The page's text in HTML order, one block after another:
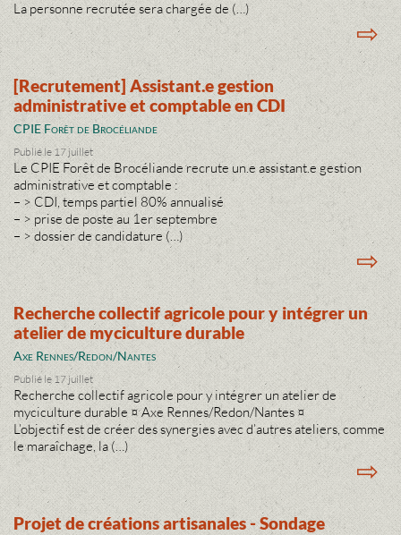
La personne recrutée sera chargée de (…)
⇨
[Recrutement] Assistant.e gestion
administrative et comptable en CDI
CPIE Forêt de Brocéliande
Publié le 17 juillet
Le CPIE Forêt de Brocéliande recrute un.e assistant.e gestion
administrative et comptable :
– > CDI, temps partiel 80% annualisé
– > prise de poste au 1er septembre
– > dossier de candidature (…)
⇨
Recherche collectif agricole pour y intégrer un
atelier de myciculture durable
Axe Rennes/Redon/Nantes
Publié le 17 juillet
Recherche collectif agricole pour y intégrer un atelier de
myciculture durable ¤ Axe Rennes/Redon/Nantes ¤
L’objectif est de créer des synergies avec d’autres ateliers, comme
le maraîchage, la (…)
⇨
Projet de créations artisanales - Sondage